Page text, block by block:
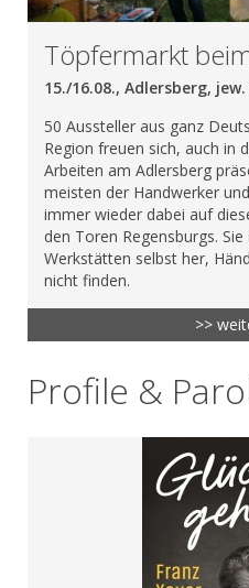
Töpfermarkt
15./16.08., Adlersberg,
50 Aussteller aus ganz
Region freuen sich, auch in
Arbeiten am Adlersberg
meisten der Handwerker
immer wieder dabei auf
den Toren Regensburgs.
Werkstätten selbst her,
nicht finden.
>>
Profile &